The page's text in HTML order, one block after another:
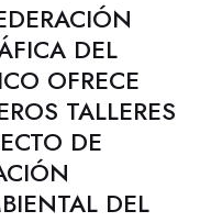
DEL
OFRECE
TALLERES
DE
DEL